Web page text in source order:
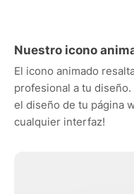
Nuestro icono
El icono animado
profesional a tu
el diseño de tu página
cualquier interfaz!